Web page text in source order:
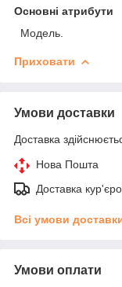
Основні атрибути
Мoдель.
Приховати
Умови доставки
Доставка
Нова Пошта
Доставка
Всі умови
Умови оплати